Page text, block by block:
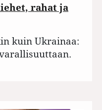
rahat ja
kuin Ukrainaa: